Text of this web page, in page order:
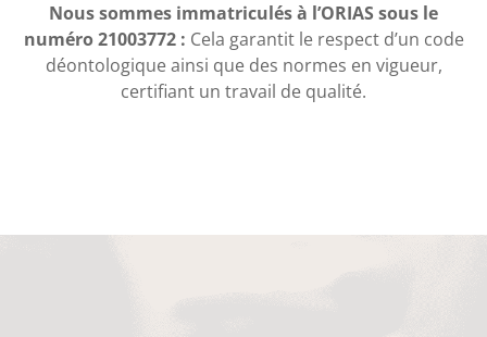
Nous sommes immatriculés à l’ORIAS sous le
numéro 21003772 : Cela garantit le respect d’un code
déontologique ainsi que des normes en vigueur,
certifiant un travail de qualité.